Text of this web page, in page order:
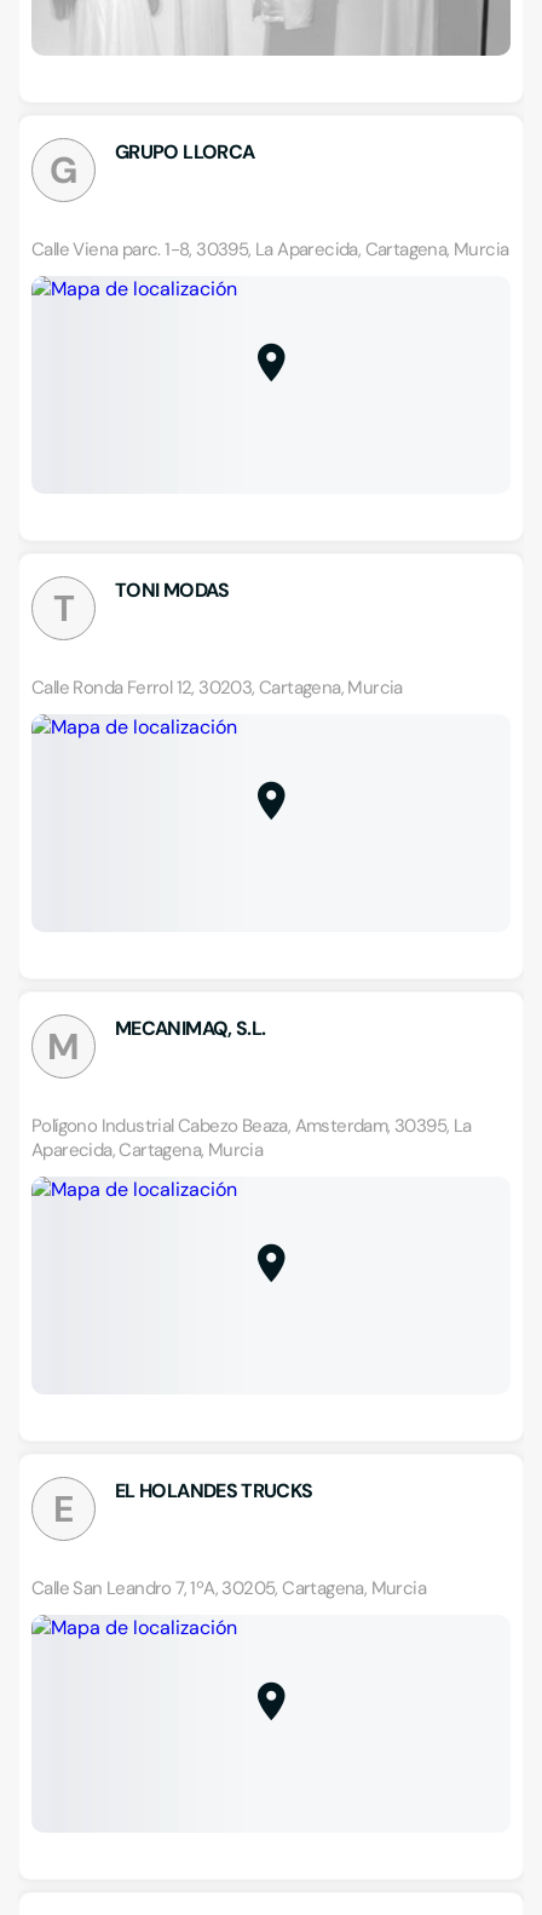
G GRUPO LLORCA
Calle Viena parc. 1-8, 30395, La Aparecida, Cartagena, Murcia
T TONI MODAS
Calle Ronda Ferrol 12, 30203, Cartagena, Murcia
M MECANIMAQ, S.L.
Polígono Industrial Cabezo Beaza, Amsterdam, 30395, La
Aparecida, Cartagena, Murcia
E EL HOLANDES TRUCKS
Calle San Leandro 7, 1ºA, 30205, Cartagena, Murcia